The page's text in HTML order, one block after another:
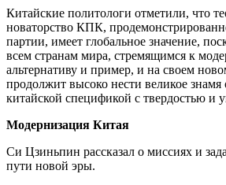
Китайские политологи отметили, что
новаторство КПК,
партии, имеет глобальное значение,
всем странам мира, стремящимся к
альтернативу и пример, и на своем
продолжит высоко нести великое знамя
китайской спецификой с твердостью и
Модернизация Китая
Си Цзиньпин рассказал о миссиях и
пути новой эры.